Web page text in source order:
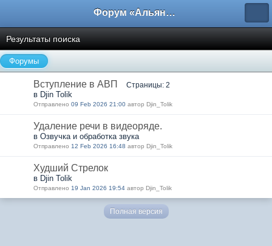
Форум «Альянса вольных переводчиков»
Результаты поиска
Форумы
Вступление в АВП Страницы: 2
в Djin Tolik
Отправлено 09 Feb 2026 21:00 автор Djin_Tolik
Удаление речи в видеоряде.
в Озвучка и обработка звука
Отправлено 12 Feb 2026 16:48 автор Djin_Tolik
Худший Стрелок
в Djin Tolik
Отправлено 19 Jan 2026 19:54 автор Djin_Tolik
Полная версия